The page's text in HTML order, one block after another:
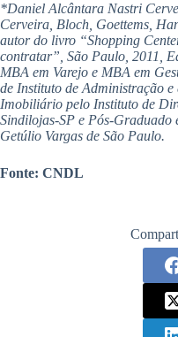
*Daniel Alcântara Nastri
Cerveira, Bloch, Goettems,
autor do livro “Shopping
contratar”, São Paulo, 2011,
MBA em Varejo e MBA em
de Instituto de Administração
Imobiliário pelo Instituto de
Sindilojas-SP e Pós-
Getúlio Vargas de São Paulo.
Fonte: CNDL